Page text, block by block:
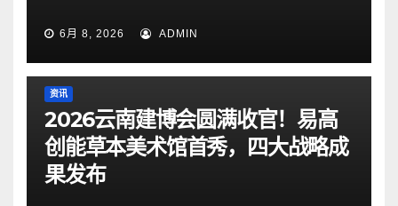
6月 8, 2026 ADMIN
资讯
2026云南建博会圆满收官！易高
创能草本美术馆首秀，四大战略成
果发布